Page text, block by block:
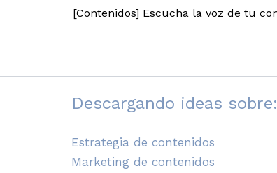
Descargando ideas sobre:
Estrategia de contenidos
Marketing de contenidos